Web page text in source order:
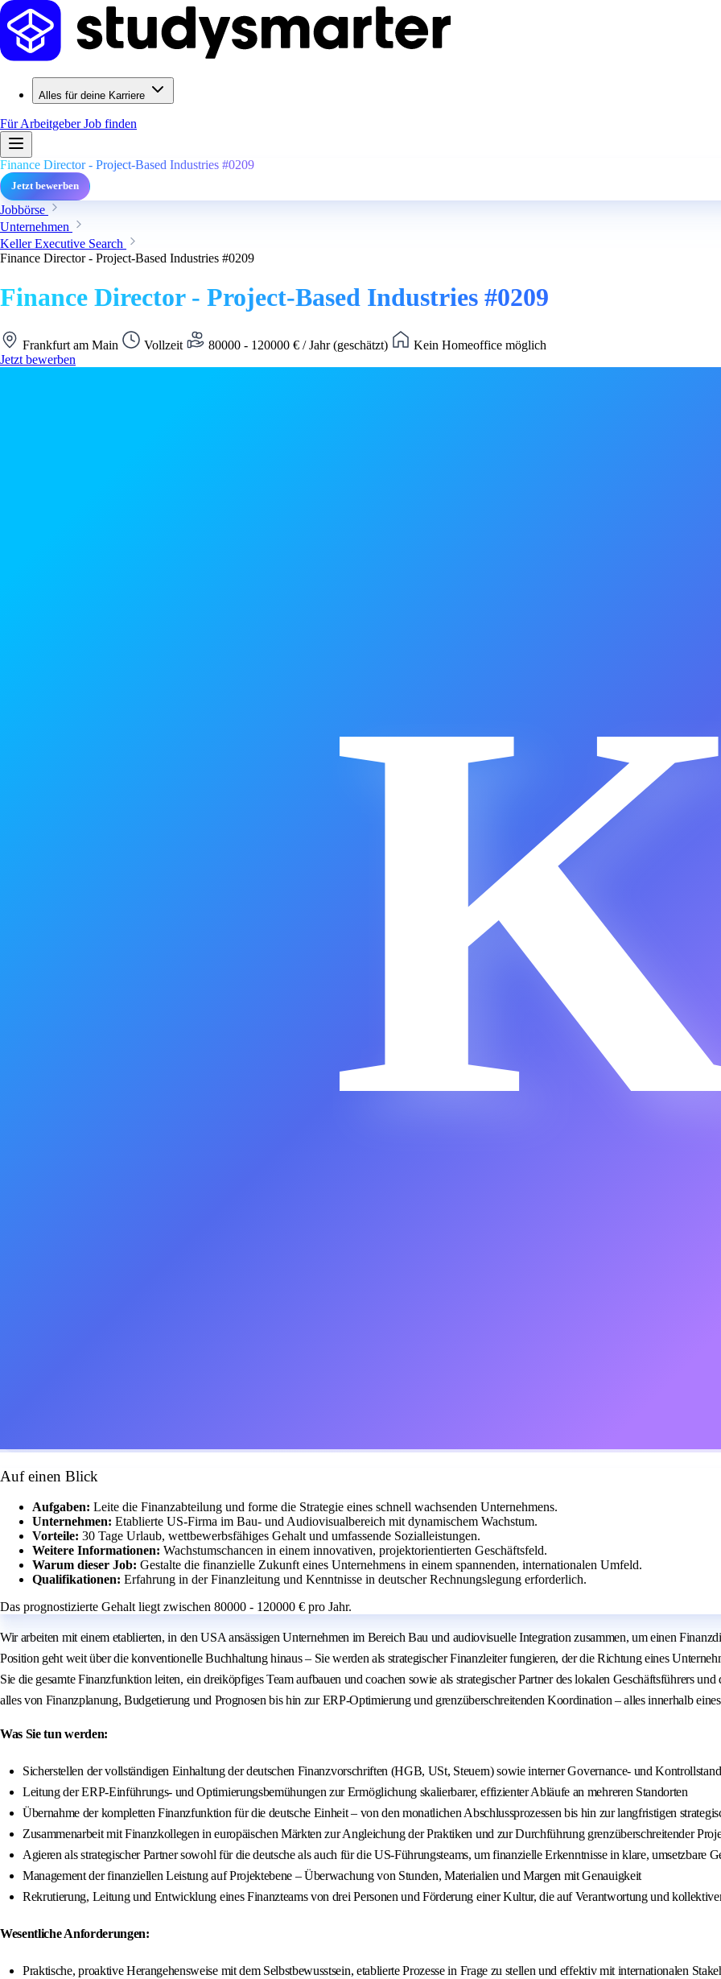
Alles für deine Karriere
Für ArbeitgeberJob finden
Finance Director - Project-Based Industries #0209
Jetzt bewerben
Jobbörse
Unternehmen
Keller Executive Search
Finance Director - Project-Based Industries #0209
Finance Director - Project-Based Industries #0209
Frankfurt am Main Vollzeit 80000 - 120000 € / Jahr (geschätzt)
Kein Homeoffice möglich
Jetzt bewerben
Auf einen Blick
Aufgaben: Leite die Finanzabteilung und forme die Strategie eines schnell wachsenden Unternehmens.
Unternehmen: Etablierte US-Firma im Bau- und Audiovisualbereich mit dynamischem Wachstum.
Vorteile: 30 Tage Urlaub, wettbewerbsfähiges Gehalt und umfassende Sozialleistungen.
Weitere Informationen: Wachstumschancen in einem innovativen, projektorientierten Geschäftsfeld.
Warum dieser Job: Gestalte die finanzielle Zukunft eines Unternehmens in einem spannenden, internationalen Umfeld.
Qualifikationen: Erfahrung in der Finanzleitung und Kenntnisse in deutscher Rechnungslegung erforderlich.
Das prognostizierte Gehalt liegt zwischen 80000 - 120000 € pro Jahr.
Wir arbeiten mit einem etablierten, in den USA ansässigen Unternehmen im Bereich Bau und audiovisuelle Integration zusammen, um einen
Position geht weit über die konventionelle Buchhaltung hinaus – Sie werden als strategischer Finanzleiter fungieren, der die Richtung eines
Sie die gesamte Finanzfunktion leiten, ein dreiköpfiges Team aufbauen und coachen sowie als strategischer Partner des lokalen Geschäftsführers
alles von Finanzplanung, Budgetierung und Prognosen bis hin zur ERP-Optimierung und grenzüberschreitenden Koordination – alles innerhalb
Was Sie tun werden:
Sicherstellen der vollständigen Einhaltung der deutschen Finanzvorschriften (HGB, USt, Steuern) sowie interner Governance- und
Leitung der ERP-Einführungs- und Optimierungsbemühungen zur Ermöglichung skalierbarer, effizienter Abläufe an mehreren Standorten
Übernahme der kompletten Finanzfunktion für die deutsche Einheit – von den monatlichen Abschlussprozessen bis hin zur langfristigen
Zusammenarbeit mit Finanzkollegen in europäischen Märkten zur Angleichung der Praktiken und zur Durchführung grenzüberschreitender
Agieren als strategischer Partner sowohl für die deutsche als auch für die US-Führungsteams, um finanzielle Erkenntnisse in klare, umsetzbare
Management der finanziellen Leistung auf Projektebene – Überwachung von Stunden, Materialien und Margen mit Genauigkeit
Rekrutierung, Leitung und Entwicklung eines Finanzteams von drei Personen und Förderung einer Kultur, die auf Verantwortung und
Wesentliche Anforderungen:
Praktische, proaktive Herangehensweise mit dem Selbstbewusstsein, etablierte Prozesse in Frage zu stellen und effektiv mit internationalen